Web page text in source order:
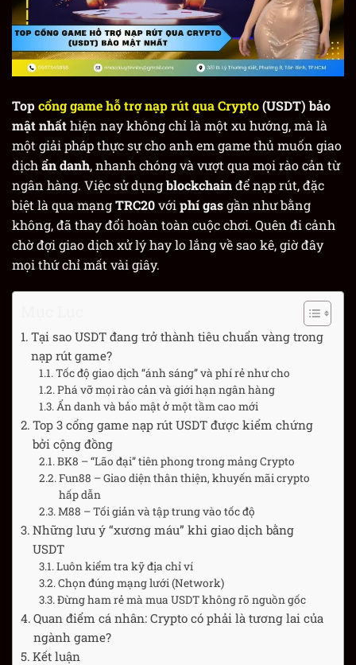
Topcổng game hỗ trợ nạp rút qua Crypto(USDT) bảo
mật nhấthiện nay không chỉ là một xu hướng, mà là
một giải pháp thực sự cho anh em game thủ muốn giao
dịch ẩn danh, nhanh chóng và vượt qua mọi rào cản từ
ngân hàng. Việc sử dụngblockchainđể nạp rút, đặc
biệt là qua mạngTRC20với phí gasgần như bằng
không, đã thay đổi hoàn toàn cuộc chơi. Quên đi cảnh
chờ đợi giao dịch xử lý hay lo lắng về sao kê, giờ đây
mọi thứ chỉ mất vài giây.
Tại sao USDT đang trở thành tiêu chuẩn vàng trong
nạp rút game?
Tốc độ giao dịch “ánh sáng” và phí rẻ như cho
Phá vỡ mọi rào cản và giới hạn ngân hàng
Ẩn danh và bảo mật ở một tầm cao mới
Top 3 cổng game nạp rút USDT được kiểm chứng
bởi cộng đồng
BK8 – “Lão đại” tiên phong trong mảng Crypto
Fun88 – Giao diện thân thiện, khuyến mãi crypto
hấp dẫn
M88 – Tối giản và tập trung vào tốc độ
Những lưu ý “xương máu” khi giao dịch bằng
USDT
Luôn kiểm tra kỹ địa chỉ ví
Chọn đúng mạng lưới (Network)
Đừng ham rẻ mà mua USDT không rõ nguồn gốc
Quan điểm cá nhân: Crypto có phải là tương lai của
ngành game?
Kết luận